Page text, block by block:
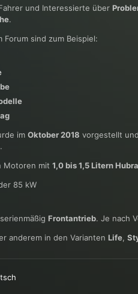
und Interessierte über
.
Forum sind zum Beispiel:
im Oktober 2018 vorgestellt
Motoren mit 1,0 bis 1,5 Litern
85 kW
Frontantrieb. Je nach
anderem in den Varianten Life,